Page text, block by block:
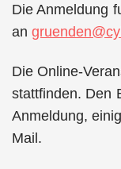
Die Anmeldung
an
Die Online-
stattfinden. Den
Anmeldung,
Mail.